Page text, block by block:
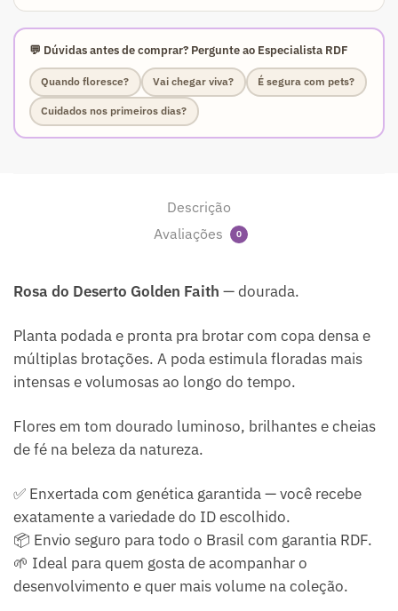
💬 Dúvidas antes de comprar? Pergunte ao Especialista RDF
Quando floresce? Vai chegar viva? É segura com pets?
Cuidados nos primeiros dias?
Descrição
Avaliações
0
Rosa do Deserto Golden Faith — dourada.
Planta podada e pronta pra brotar com copa densa e
múltiplas brotações. A poda estimula floradas mais
intensas e volumosas ao longo do tempo.
Flores em tom dourado luminoso, brilhantes e cheias
de fé na beleza da natureza.
✅ Enxertada com genética garantida — você recebe
exatamente a variedade do ID escolhido.
📦 Envio seguro para todo o Brasil com garantia RDF.
🌱 Ideal para quem gosta de acompanhar o
desenvolvimento e quer mais volume na coleção.